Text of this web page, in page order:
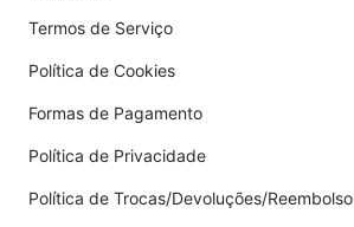
Termos de Serviço
Política de Cookies
Formas de Pagamento
Política de Privacidade
Política de Trocas/Devoluções/Reembolso